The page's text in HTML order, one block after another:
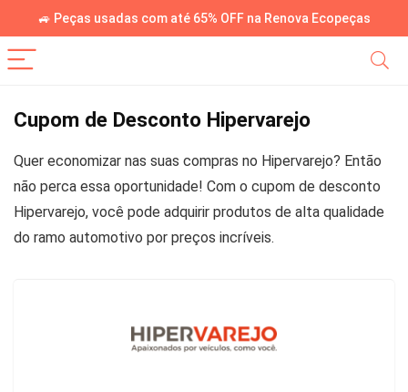
🚙 Peças usadas com até 65% OFF na Renova Ecopeças
Cupom de Desconto Hipervarejo
Quer economizar nas suas compras no Hipervarejo? Então
não perca essa oportunidade! Com o cupom de desconto
Hipervarejo, você pode adquirir produtos de alta qualidade
do ramo automotivo por preços incríveis.